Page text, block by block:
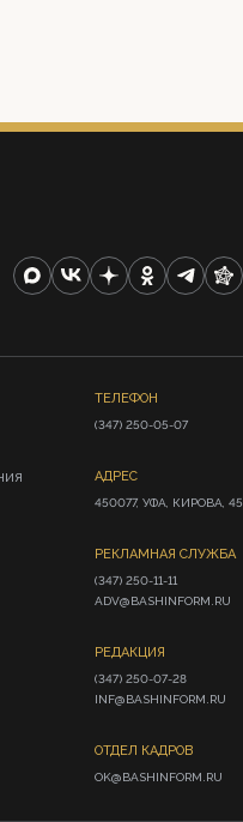
ТЕЛЕФОН
(347) 250-05-07
АДРЕС
450077, УФА, КИРОВА, 45
РЕКЛАМНАЯ СЛУЖБА
(347) 250-11-11
ADV@BASHINFORM.RU
РЕДАКЦИЯ
(347) 250-07-28
INF@BASHINFORM.RU
ОТДЕЛ КАДРОВ
OK@BASHINFORM.RU